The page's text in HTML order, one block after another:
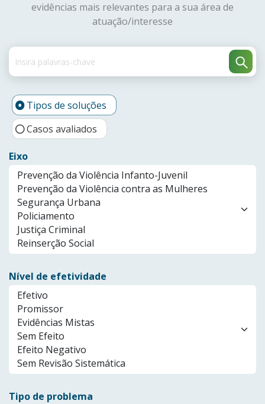
evidências mais relevantes para a sua área de
atuação/interesse
Tipos de soluções
Casos avaliados
Eixo
Nível de efetividade
Tipo de problema